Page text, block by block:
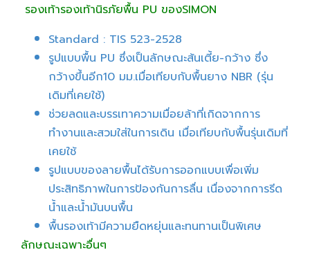
รองเท้ารองเท้านิรภัยพื้น PU ของSIMON
Standard : TIS 523-2528
รูปแบบพื้น PU ซึ่งเป็นลักษณะส้นเตี้ย-กว้าง ซึ่ง
กว้างขึ้นอีก10 มม.เมื่อเทียบกับพื้นยาง NBR (รุ่น
เดิมที่เคยใช้)
ช่วยลดและบรรเทาความเมื่อยล้าที่เกิดจากการ
ทำงานและสวมใส่ในการเดิน เมื่อเทียบกับพื้นรุ่นเดิมที่
เคยใช้
รูปแบบของลายพื้นได้รับการออกแบบเพื่อเพิ่ม
ประสิทธิภาพในการป้องกันการลื่น เนื่องจากการรีด
น้ำและน้ำมันบนพื้น
พื้นรองเท้ามีความยืดหยุ่นและทนทานเป็นพิเศษ
ลักษณะเฉพาะอื่นๆ